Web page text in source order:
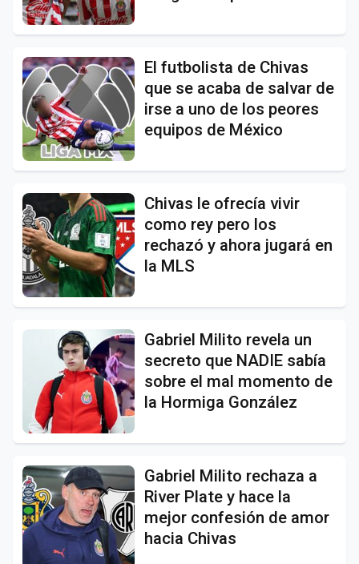
El futbolista de Chivas
que se acaba de salvar de
irse a uno de los peores
equipos de México
Chivas le ofrecía vivir
como rey pero los
rechazó y ahora jugará en
la MLS
Gabriel Milito revela un
secreto que NADIE sabía
sobre el mal momento de
la Hormiga González
Gabriel Milito rechaza a
River Plate y hace la
mejor confesión de amor
hacia Chivas